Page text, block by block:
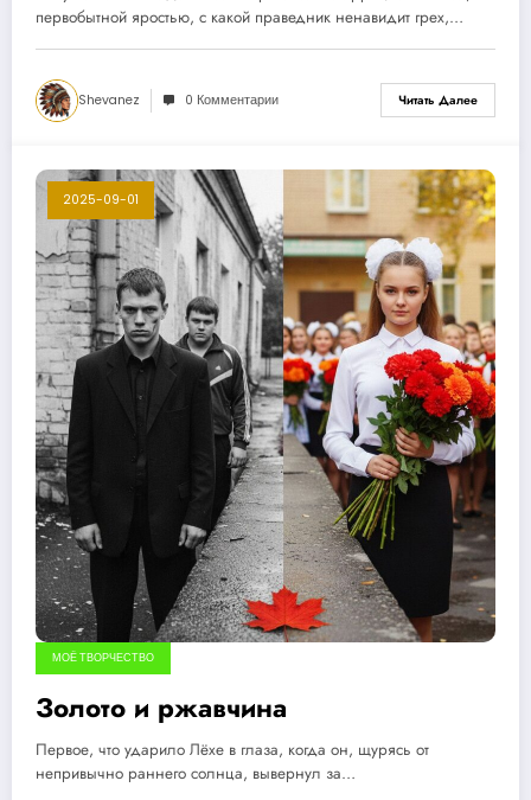
первобытной яростью, с какой праведник ненавидит грех,…
Shevanez 0 Комментарии Читать Далее
2025-09-01
МОЁ ТВОРЧЕСТВО
Золото и ржавчина
Первое, что ударило Лёхе в глаза, когда он, щурясь от
непривычно раннего солнца, вывернул за…